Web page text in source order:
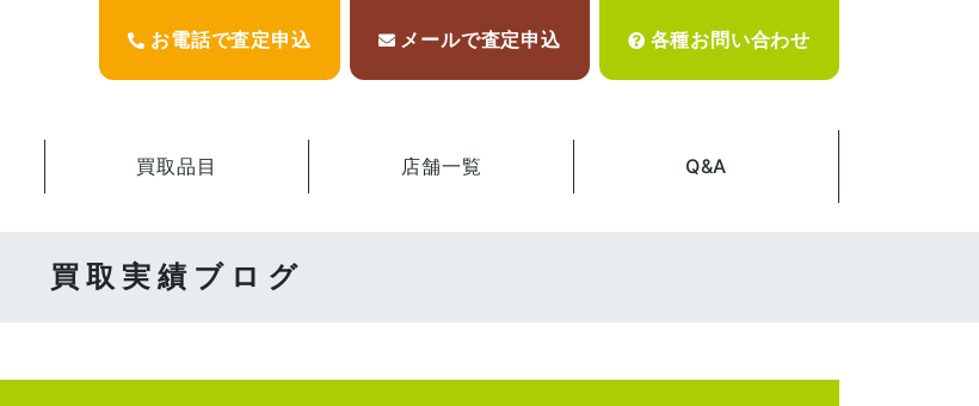
お電話で査定申込 メールで査定申込 各種お問い合わせ
買取品目 店舗一覧 Q&A
買取実績ブログ